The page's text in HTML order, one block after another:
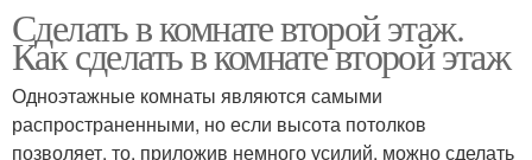
Сделать в комнате второй этаж.
Как сделать в комнате второй этаж
Одноэтажные комнаты являются самыми
распространенными, но если высота потолков
позволяет, то, приложив немного усилий, можно сделать